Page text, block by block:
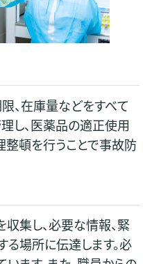
、在庫量などをすべて
し、医薬品の適正使用
整頓を行うことで事故防
集し、必要な情報、緊
場所に伝達します。必